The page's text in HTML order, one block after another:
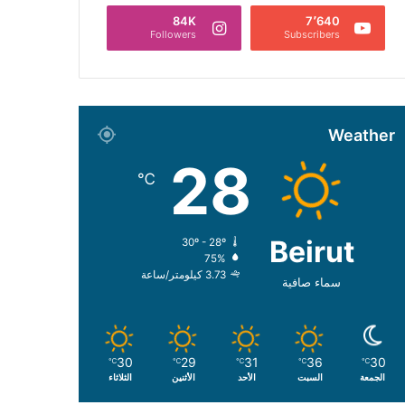
7٬640
Subscribers
84K
Followers
Weather
Beirut
سماء صافية
28
℃
30º - 28º
75%
3.73 كيلومتر/ساعة
30
℃
الجمعة
36
℃
السبت
31
℃
الأحد
29
℃
الأثنين
30
℃
الثلاثاء